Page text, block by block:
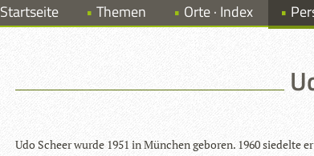
Startseite Themen Orte · Index
Udo Scheer wurde 1951 in Mün­chen gebo­ren. 1960 sie­delte